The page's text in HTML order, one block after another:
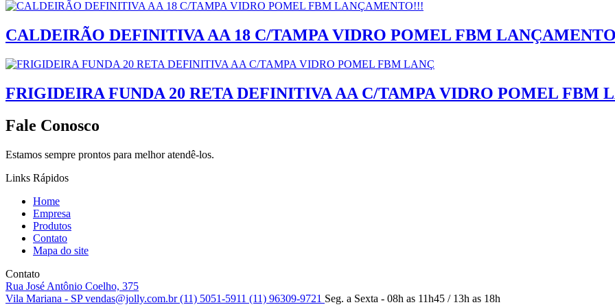
CALDEIRÃO DEFINITIVA AA 18 C/TAMPA VIDRO POMEL FBM
FRIGIDEIRA FUNDA 20 RETA DEFINITIVA AA C/TAMPA VIDRO POMEL FBM
Fale Conosco
Estamos sempre prontos para melhor atendê-los.
Links Rápidos
Home
Empresa
Produtos
Contato
Mapa do site
Contato
Rua José Antônio Coelho, 375
Vila Mariana - SPvendas@jolly.com.br(11) 5051-5911 (11) 96309-9721 Seg. a Sexta - 08h as 11h45 / 13h as 18h